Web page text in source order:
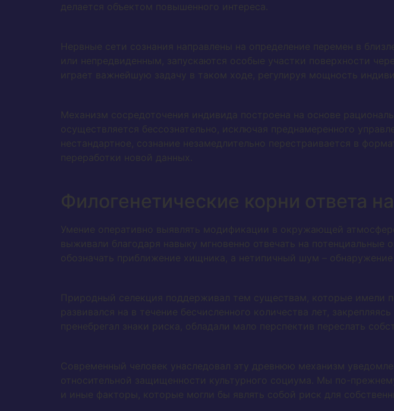
делается объектом повышенного интереса.
Нервные сети сознания направлены на определение перемен в
или непредвиденным, запускаются особые участки поверхности
играет важнейшую задачу в таком ходе, регулируя мощность
Механизм сосредоточения индивида построена на основе
осуществляется бессознательно, исключая преднамеренного
нестандартное, сознание незамедлительно перестраивается в
переработки новой данных.
Филогенетические корни ответа
Умение оперативно выявлять модификации в окружающей
выживали благодаря навыку мгновенно отвечать на
обозначать приближение хищника, а нетипичный шум – обнаружение
Природный селекция поддерживал тем существам, которые имели
развивался на в течение бесчисленного количества лет,
пренебрегал знаки риска, обладали мало перспектив переслать
Современный человек унаследовал эту древнюю механизм
относительной защищенности культурного социума. Мы по-
и иные факторы, которые могли бы являть собой риск для